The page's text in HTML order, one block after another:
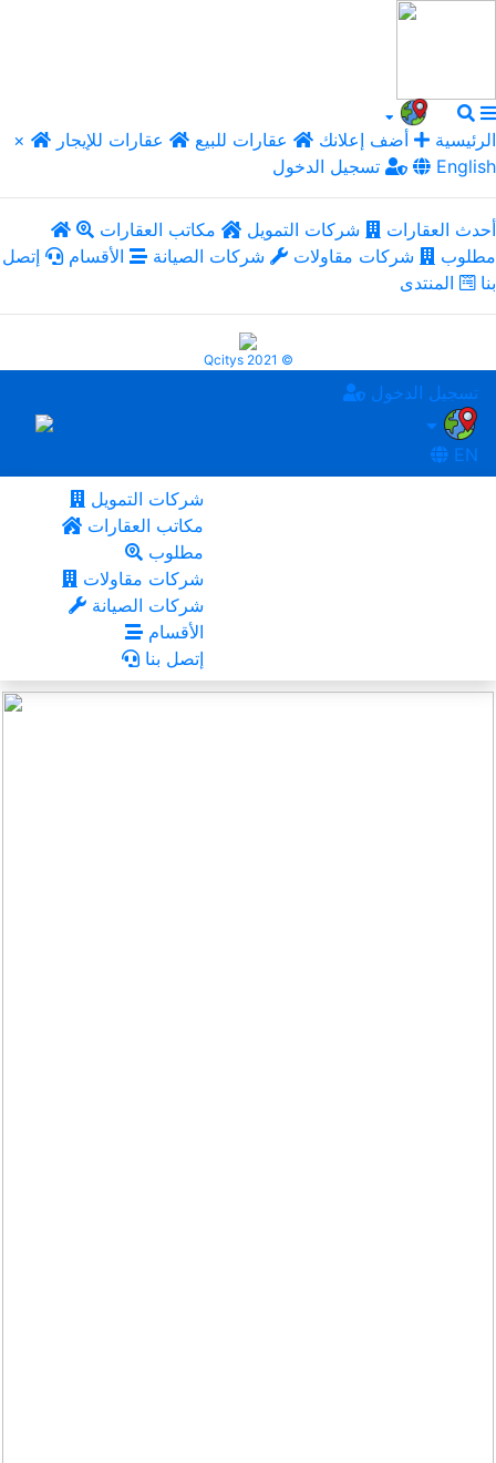
× الرئيسية أضف إعلانك عقارات للبيع
عقارات للإيجار
تسجيل الدخول
English
أحدث العقارات شركات التمويل
مكاتب العقارات
مطلوب
شركات مقاولات شركات الصيانة الأقسام
إتصل
بنا
المنتدى
Qcitys 2021 ©
تسجيل الدخول
EN
شركات التمويل
مكاتب العقارات
مطلوب
شركات مقاولات
شركات الصيانة
الأقسام
إتصل بنا